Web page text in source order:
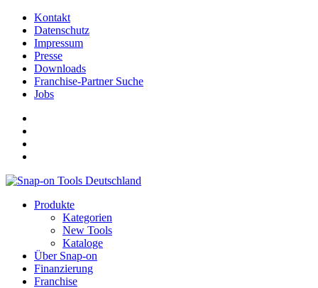
Kontakt
Datenschutz
Impressum
Presse
Downloads
Franchise-Partner Suche
Jobs
Produkte
Kategorien
New Tools
Kataloge
Über Snap-on
Finanzierung
Franchise